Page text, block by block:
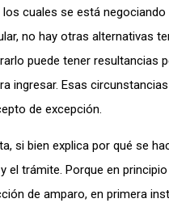
cuales se está
no hay otras alternativas
puede tener resultancias
ingresar. Esas
de excepción.
si bien explica por qué se
el trámite. Porque en
de amparo, en primera